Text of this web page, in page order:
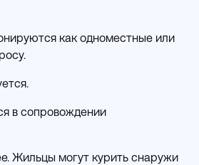
как одноместные или
в сопровождении
Жильцы могут курить снаружи